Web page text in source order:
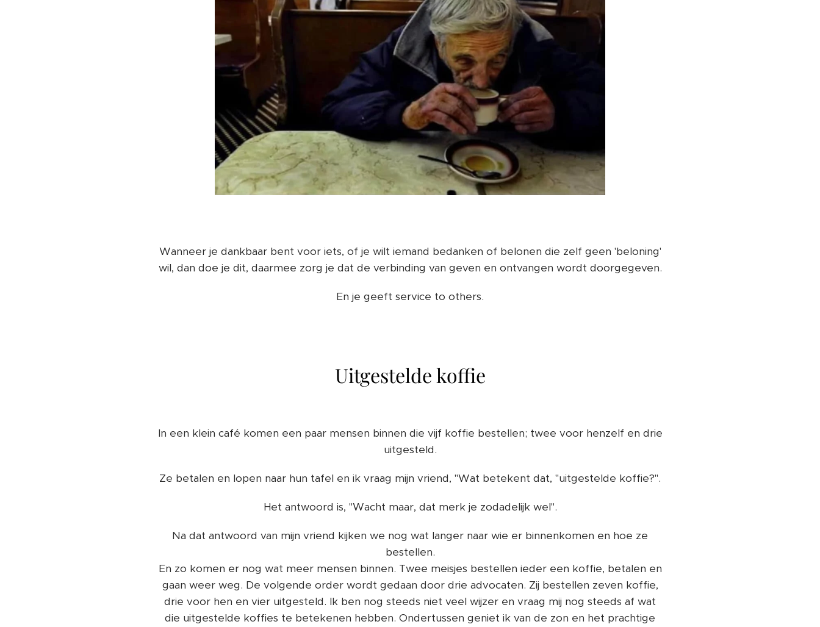
Wanneer je dankbaar bent voor iets, of je wilt iemand bedanken of belonen die zelf geen 'beloning'
wil, dan doe je dit, daarmee zorg je dat de verbinding van geven en ontvangen wordt doorgegeven.
En je geeft service to others.
Uitgestelde koffie
In een klein café komen een paar mensen binnen die vijf koffie bestellen; twee voor henzelf en drie
uitgesteld.
Ze betalen en lopen naar hun tafel en ik vraag mijn vriend, "Wat betekent dat, "uitgestelde koffie?".
Het antwoord is, "Wacht maar, dat merk je zodadelijk wel".
Na dat antwoord van mijn vriend kijken we nog wat langer naar wie er binnenkomen en hoe ze
bestellen.
En zo komen er nog wat meer mensen binnen. Twee meisjes bestellen ieder een koffie, betalen en
gaan weer weg. De volgende order wordt gedaan door drie advocaten. Zij bestellen zeven koffie,
drie voor hen en vier uitgesteld. Ik ben nog steeds niet veel wijzer en vraag mij nog steeds af wat
die uitgestelde koffies te betekenen hebben. Ondertussen geniet ik van de zon en het prachtige